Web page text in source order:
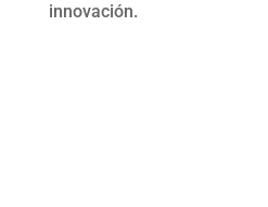
innovación.